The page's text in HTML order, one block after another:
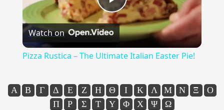
Play
Video
Watch on
Pizza Rustica – The Ultimate Italian Easter Pie!
Α Β Γ Δ Ε Ζ Η Θ Ι Κ Λ Μ Ν Ξ
Ο
Π
Ρ Σ Τ Υ Φ Χ Ψ Ω